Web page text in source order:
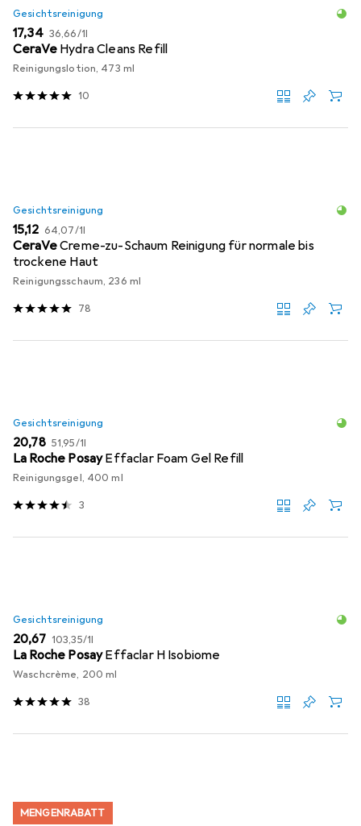
Gesichtsreinigung
EUR
17,34 EUR
36,66/1l
CeraVe Hydra Cleans Refill
Reinigungslotion, 473 ml
10
Gesichtsreinigung
EUR
15,12 EUR
64,07/1l
CeraVeCreme-zu-Schaum Reinigung für normale bis
trockene Haut
Reinigungsschaum, 236 ml
78
Gesichtsreinigung
EUR
20,78 EUR
51,95/1l
La Roche PosayEffaclar Foam Gel Refill
Reinigungsgel, 400 ml
3
Gesichtsreinigung
EUR
20,67 EUR
103,35/1l
La Roche PosayEffaclar H Isobiome
Waschcrème, 200 ml
38
MENGENRABATT